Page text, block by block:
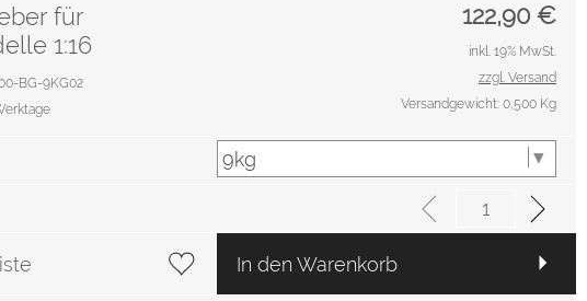
122,90 €
für
1:16
BG-9KG02
inkl. 19% MwSt.
zzgl. Versand
Versandgewicht: 0,500 Kg
In den Warenkorb